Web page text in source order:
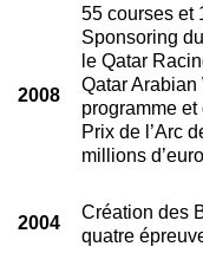
2008
55 courses et
Sponsoring
le Qatar
Qatar Arabian
programme
Prix de l’Arc
millions
2004
Création des
quatre